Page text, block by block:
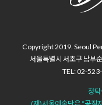
Copyright 2019. Seoul
서울특별시 서초구 남부
TEL: 02-
청